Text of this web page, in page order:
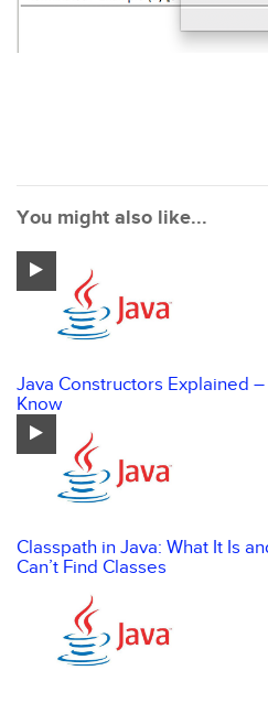
You might also like...
Java Constructors Explained
Know
Classpath in Java: What It Is
Can’t Find Classes